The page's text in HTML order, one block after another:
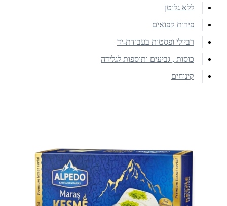
ללא גלוטן
פירות קפואים
רביולי ופסטות בעבודת-יד
כוסות , גביעים ותוספות לגלידה
קינוחים